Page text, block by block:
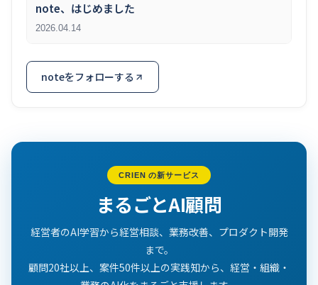
note、はじめました
2026.04.14
noteをフォローする
CRIEN の新サービス
まるごとAI顧問
経営者のAI学習から経営相談、業務改善、プロダクト開発
まで。
顧問20社以上、案件50件以上の実践知から、経営・組織・